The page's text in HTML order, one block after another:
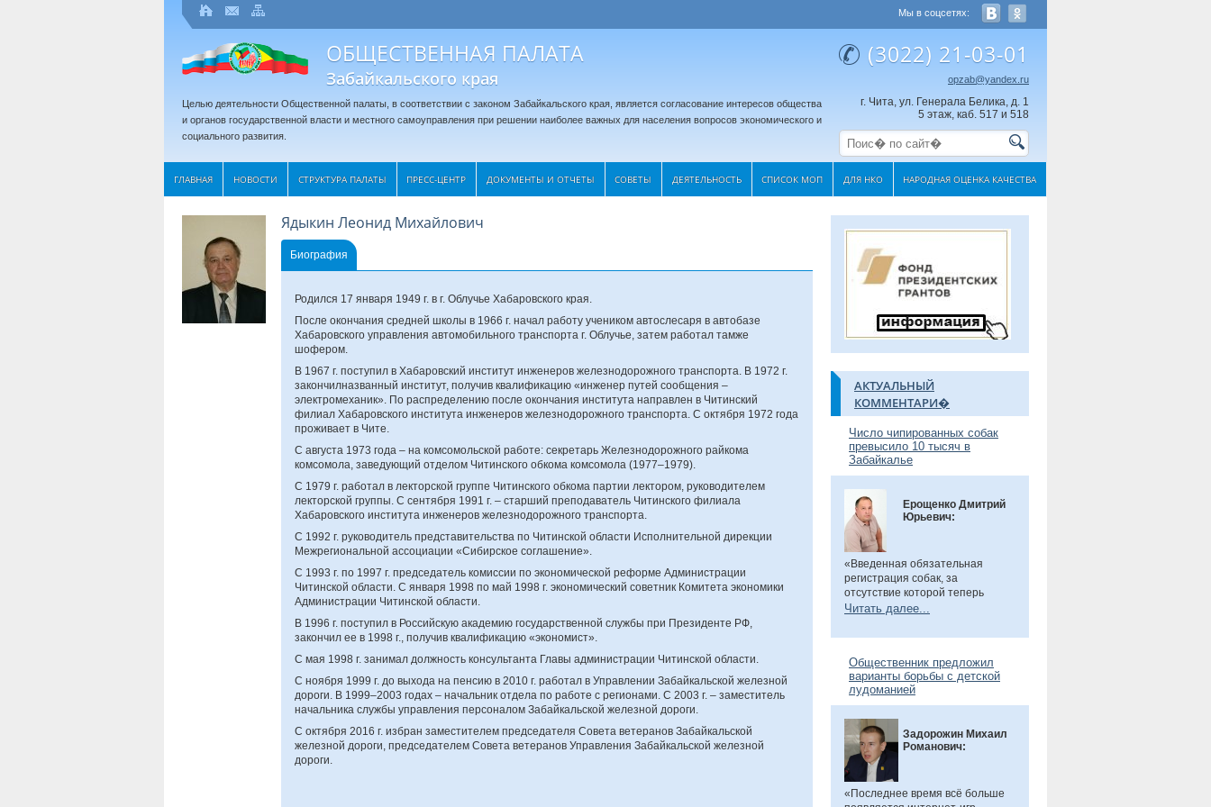
Мы в соцсетях:
ОБЩЕСТВЕННАЯ ПАЛАТА
Забайкальского края
Целью деятельности Общественной палаты, в соответствии с законом Забайкальского края, является согласование интересов общества
и органов государственной власти и местного самоуправления при решении наиболее важных для населения вопросов экономического и
социального развития.
(3022) 21-03-01
opzab@yandex.ru
г. Чита, ул. Генерала Белика, д. 1
5 этаж, каб. 517 и 518
ГЛАВНАЯ НОВОСТИ СТРУКТУРА ПАЛАТЫ ПРЕСС-ЦЕНТР ДОКУМЕНТЫ И ОТЧЕТЫ CОВЕТЫ ДЕЯТЕЛЬНОСТЬ СПИСОК МОП ДЛЯ НКО НАРОДНАЯ ОЦЕНКА КАЧЕСТВА
Ядыкин Леонид Михайлович
Биография
Родился 17 января 1949 г. в г. Облучье Хабаровского края.
После окончания средней школы в 1966 г. начал работу учеником автослесаря в автобазе
Хабаровского управления автомобильного транспорта г. Облучье, затем работал тамже
шофером.
В 1967 г. поступил в Хабаровский институт инженеров железнодорожного транспорта. В 1972 г.
закончилназванный институт, получив квалификацию «инженер путей сообщения –
электромеханик». По распределению после окончания института направлен в Читинский
филиал Хабаровского института инженеров железнодорожного транспорта. С октября 1972 года
проживает в Чите.
С августа 1973 года – на комсомольской работе: секретарь Железнодорожного райкома
комсомола, заведующий отделом Читинского обкома комсомола (1977–1979).
С 1979 г. работал в лекторской группе Читинского обкома партии лектором, руководителем
лекторской группы. С сентября 1991 г. – старший преподаватель Читинского филиала
Хабаровского института инженеров железнодорожного транспорта.
С 1992 г. руководитель представительства по Читинской области Исполнительной дирекции
Межрегиональной ассоциации «Сибирское соглашение».
С 1993 г. по 1997 г. председатель комиссии по экономической реформе Администрации
Читинской области. С января 1998 по май 1998 г. экономический советник Комитета экономики
Администрации Читинской области.
В 1996 г. поступил в Российскую академию государственной службы при Президенте РФ,
закончил ее в 1998 г., получив квалификацию «экономист».
С мая 1998 г. занимал должность консультанта Главы администрации Читинской области.
С ноября 1999 г. до выхода на пенсию в 2010 г. работал в Управлении Забайкальской железной
дороги. В 1999–2003 годах – начальник отдела по работе с регионами. С 2003 г. – заместитель
начальника службы управления персоналом Забайкальской железной дороги.
С октября 2016 г. избран заместителем председателя Совета ветеранов Забайкальской
железной дороги, председателем Совета ветеранов Управления Забайкальской железной
дороги.
АКТУАЛЬНЫЙ
КОММЕНТАРИ�
Число чипированных собак
превысило 10 тысяч в
Забайкалье
Ерощенко Дмитрий
Юрьевич:
«Введенная обязательная
регистрация собак, за
отсутствие которой теперь
предусмотрен штраф. Эта мера
учет домашних животных и
владельцев. Особенно важно,
что регистрация бесплатна, а
владельцам нужно лишь
оплатить чип или метку. Новые
правила помогут сделать
контроль за питомцами более
прозрачным и системным», -
сказал общественник.
Читать далее...
Общественник предложил
варианты борьбы с детской
лудоманией
Задорожин Михаил
Романович:
«Последнее время всё больше